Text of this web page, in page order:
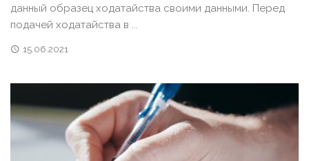
данный образец ходатайства своими данными. Перед
подачей ходатайства в ...
15.06.2021